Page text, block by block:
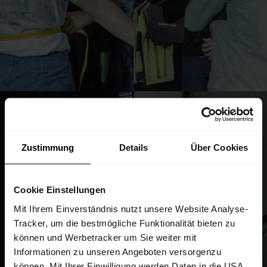
Zustimmung Details Über Cookies
Cookie Einstellungen
Mit Ihrem Einverständnis nutzt unsere Website Analyse-
Tracker, um die bestmögliche Funktionalität bieten zu
können und Werbetracker um Sie weiter mit
Informationen zu unseren Angeboten versorgenzu